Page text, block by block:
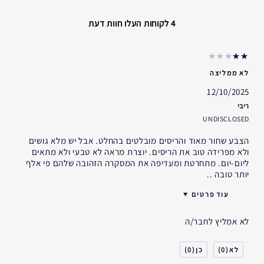
4 לקוחות העלו חוות דעת
לא ממליצה
12/10/2025
ריבי
UNDISCLOSED
הצבע שחור מאוד והריסים מובלטים בהחלט. אבל יש מלא גושים
ולא מפרידה טוב את הריסים. יוצרת מראה לא טבעי ולא מתאים
ליום-יום. מתחרטת ומעדיפה את המסקרה הזהובה שלהם פי אלף
יותר טובה ..
עוד פרטים
סוג העור
אני משתמש/ת באסתי לאודר
לא אמליץ לחבר/ה
0
0